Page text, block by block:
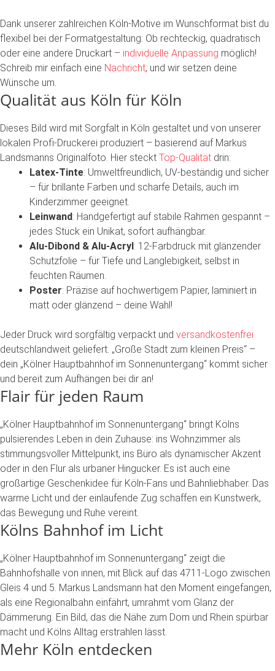
Dank unserer zahlreichen Köln-Motive im Wunschformat bist du
flexibel bei der Formatgestaltung: Ob rechteckig, quadratisch
oder eine andere Druckart – individuelle Anpassung möglich!
Schreib mir einfach eine Nachricht, und wir setzen deine
Wünsche um.
Qualität aus Köln für Köln
Dieses Bild wird mit Sorgfalt in Köln gestaltet und von unserer
lokalen Profi-Druckerei produziert – basierend auf Markus
Landsmanns Originalfoto. Hier steckt Top-Qualität drin:
Latex-Tinte: Umweltfreundlich, UV-beständig und sicher
– für brillante Farben und scharfe Details, auch im
Kinderzimmer geeignet.
Leinwand: Handgefertigt auf stabile Rahmen gespannt –
jedes Stück ein Unikat, sofort aufhängbar.
Alu-Dibond & Alu-Acryl: 12-Farbdruck mit glänzender
Schutzfolie – für Tiefe und Langlebigkeit, selbst in
feuchten Räumen.
Poster: Präzise auf hochwertigem Papier, laminiert in
matt oder glänzend – deine Wahl!
Jeder Druck wird sorgfältig verpackt und versandkostenfrei
deutschlandweit geliefert. „Große Stadt zum kleinen Preis“ –
dein „Kölner Hauptbahnhof im Sonnenuntergang“ kommt sicher
und bereit zum Aufhängen bei dir an!
Flair für jeden Raum
„Kölner Hauptbahnhof im Sonnenuntergang“ bringt Kölns
pulsierendes Leben in dein Zuhause: ins Wohnzimmer als
stimmungsvoller Mittelpunkt, ins Büro als dynamischer Akzent
oder in den Flur als urbaner Hingucker. Es ist auch eine
großartige Geschenkidee für Köln-Fans und Bahnliebhaber. Das
warme Licht und der einlaufende Zug schaffen ein Kunstwerk,
das Bewegung und Ruhe vereint.
Kölns Bahnhof im Licht
„Kölner Hauptbahnhof im Sonnenuntergang“ zeigt die
Bahnhofshalle von innen, mit Blick auf das 4711-Logo zwischen
Gleis 4 und 5. Markus Landsmann hat den Moment eingefangen,
als eine Regionalbahn einfährt, umrahmt vom Glanz der
Dämmerung. Ein Bild, das die Nähe zum Dom und Rhein spürbar
macht und Kölns Alltag erstrahlen lässt.
Mehr Köln entdecken